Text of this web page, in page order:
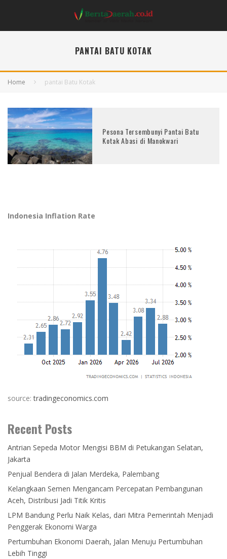
PANTAI BATU KOTAK
Home pantai Batu Kotak
Pesona Tersembunyi Pantai Batu
Kotak Abasi di Manokwari
Indonesia Inflation Rate
source:tradingeconomics.com
Recent Posts
Antrian Sepeda Motor Mengisi BBM di Petukangan Selatan,
Jakarta
Penjual Bendera di Jalan Merdeka, Palembang
Kelangkaan Semen Mengancam Percepatan Pembangunan
Aceh, Distribusi Jadi Titik Kritis
LPM Bandung Perlu Naik Kelas, dari Mitra Pemerintah Menjadi
Penggerak Ekonomi Warga
Pertumbuhan Ekonomi Daerah, Jalan Menuju Pertumbuhan
Lebih Tinggi